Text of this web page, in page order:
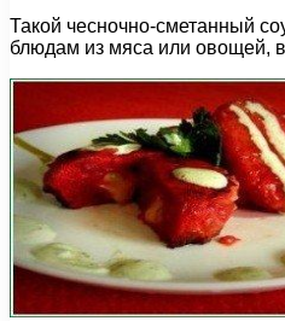
Такой чесночно-сметанный
блюдам из мяса или овощей,